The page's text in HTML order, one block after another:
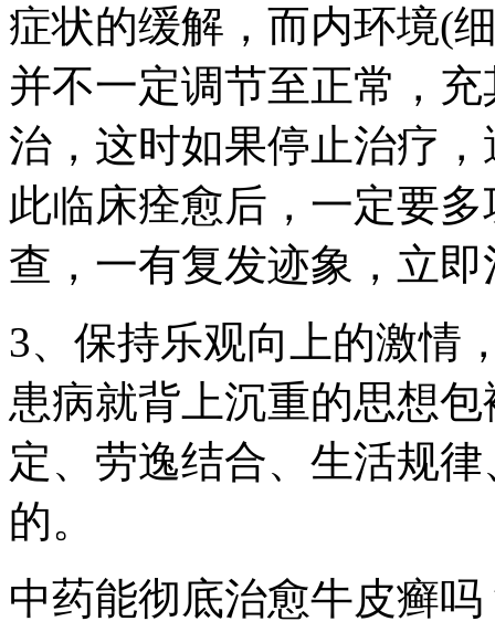
症状的缓解，而内环境(
并不一定调节至正常，
治，这时如果停止治疗
此临床痊愈后，一定要
查，一有复发迹象，立即
3、保持乐观向上的激情
患病就背上沉重的思想
定、劳逸结合、生活规
的。
中药能彻底治愈牛皮癣